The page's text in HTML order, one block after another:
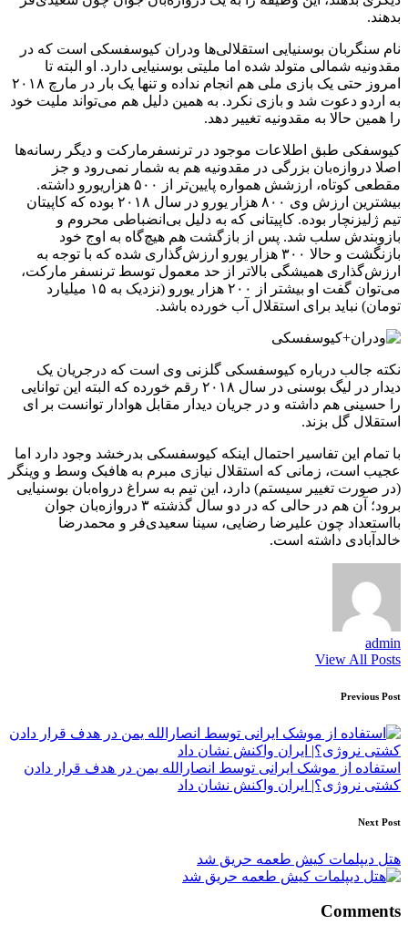
بدهند.
نام سنگربان بوسنیایی استقلالی‌ها ودران کیوسفسکی است که در
مقدونیه شمالی متولد شده اما ملیتی بوسنیایی دارد. او البته تا
امروز حتی یک بازی ملی هم انجام نداده و تنها یک بار در مارچ ۲۰۱۸
به اردو دعوت شد و بازی نکرد. به همین دلیل هم می‌تواند ملیت خود
را همین حالا به مقدونیه تغییر دهد.
کیوسفکی طبق اطلاعات موجود در ترنسفرمارکت و دیگر رسانه‌ها
اصلا دروازه‌بان بزرگی در مقدونیه هم به شمار نمی‌رود و جز
مقطعی کوتاه، ارزشش همواره پایین‌تر از ۵۰۰ هزاریورو داشته.
بیشترین ارزش وی ۸۰۰ هزار یورو در سال ۲۰۱۸ بوده که کاپیتان
تیم ژلیزنچار بوده. کاپیتانی که به دلیل بی‌انضباطی محروم و
بازوبندش سلب شد. پس از بازگشت هم هیچ‌گاه به اوج خود
بازنگشت و حالا ۳۰۰ هزار یورو ارزش‌گذاری شده که با توجه به
ارزش‌گذاری همیشگی بالاتر از حد معمول توسط ترنسفر مارکت،
می‌توان گفت او بیشتر از ۲۰۰ هزار یورو (نزدیک به ۱۵ میلیارد
تومان) نباید برای استقلال آب خورده باشد.
نکته جالب درباره کیوسفسکی گلزنی وی است که درجریان یک
دیدار در لیگ بوسنی در سال ۲۰۱۸ رقم خورده که البته این توانایی
را حسینی هم داشته و در جریان دیدار مقابل هوادار توانست بر ای
استقلال گل بزند.
با تمام این تفاسیر احتمال اینکه کیوسفسکی بدرخشد وجود دارد اما
عجیب است، زمانی که استقلال نیازی مبرم به هافبک وسط و وینگر
(در صورت تغییر سیستم) دارد، این تیم به سراغ درواه‌بان بوسنیایی
برود؛ آن هم در حالی که در دو سال گذشته ۳ دروازه‌بان جوان
بااستعداد چون علیرضا رضایی، سینا سعیدی‌فر و محمدرضا
خالدآبادی داشته است.
admin
View All Posts
Post
navigation
Previous Post
استفاده از موشک ایرانی توسط انصارالله یمن در هدف قرار دادن
کشتی نروژی؟| ایران واکنش نشان داد
Next Post
هتل دیپلمات کیش طعمه حریق شد
Comments